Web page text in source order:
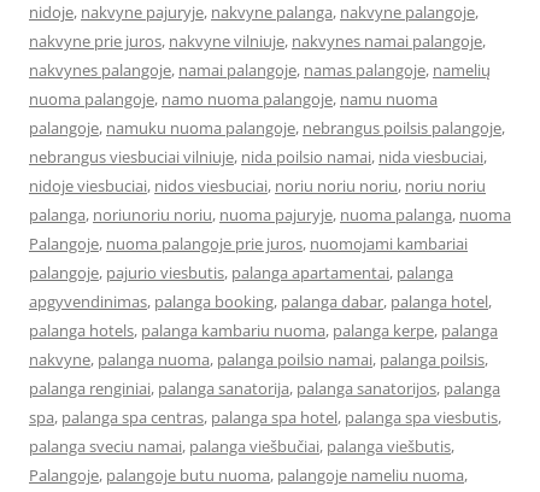
nidoje, nakvyne pajuryje, nakvyne palanga, nakvyne palangoje,
nakvyne prie juros, nakvyne vilniuje, nakvynes namai palangoje,
nakvynes palangoje, namai palangoje, namas palangoje, namelių
nuoma palangoje, namo nuoma palangoje, namu nuoma
palangoje, namuku nuoma palangoje, nebrangus poilsis palangoje,
nebrangus viesbuciai vilniuje, nida poilsio namai, nida viesbuciai,
nidoje viesbuciai, nidos viesbuciai, noriu noriu noriu, noriu noriu
palanga, noriunoriu noriu, nuoma pajuryje, nuoma palanga, nuoma
Palangoje, nuoma palangoje prie juros, nuomojami kambariai
palangoje, pajurio viesbutis, palanga apartamentai, palanga
apgyvendinimas, palanga booking, palanga dabar, palanga hotel,
palanga hotels, palanga kambariu nuoma, palanga kerpe, palanga
nakvyne, palanga nuoma, palanga poilsio namai, palanga poilsis,
palanga renginiai, palanga sanatorija, palanga sanatorijos, palanga
spa, palanga spa centras, palanga spa hotel, palanga spa viesbutis,
palanga sveciu namai, palanga viešbučiai, palanga viešbutis,
Palangoje, palangoje butu nuoma, palangoje nameliu nuoma,